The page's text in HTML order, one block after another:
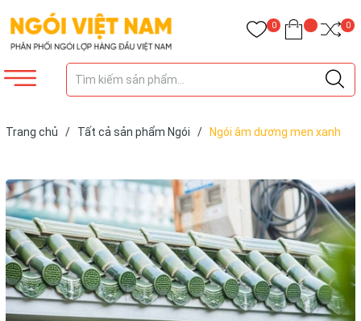
0 0
Trang chủ / Tất cả sản phẩm Ngói /
Ngói âm dương men xanh